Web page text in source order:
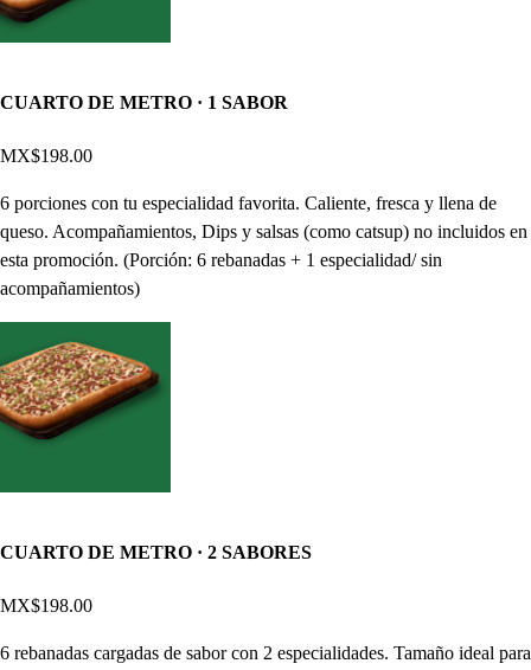
CUARTO DE METRO · 1 SABOR
MX$198.00
6 porciones con tu especialidad favorita. Caliente, fresca y llena de
queso. Acompañamientos, Dips y salsas (como catsup) no incluidos en
esta promoción. (Porción: 6 rebanadas + 1 especialidad/ sin
acompañamientos)
CUARTO DE METRO · 2 SABORES
MX$198.00
6 rebanadas cargadas de sabor con 2 especialidades. Tamaño ideal para